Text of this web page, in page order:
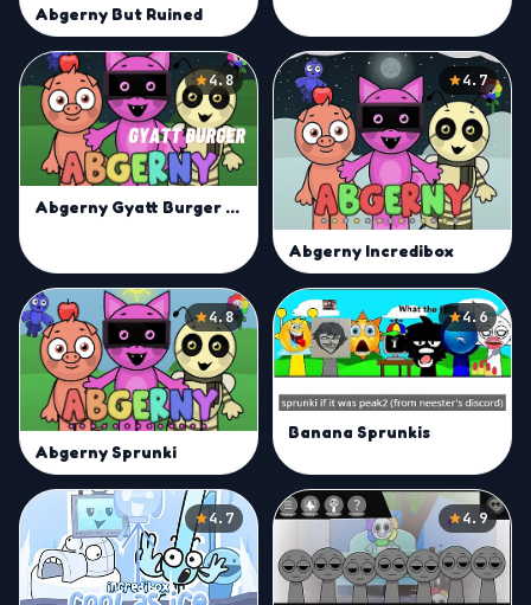
Abgerny But Ruined
4.8
Abgerny Gyatt Burger Mod
4.7
Abgerny Incredibox
4.8
Abgerny Sprunki
4.6
Banana Sprunkis
4.7 4.9